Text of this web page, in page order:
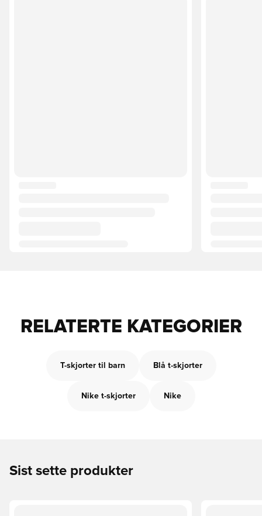
RELATERTE KATEGORIER
T-skjorter til barn Blå t-skjorter
Nike t-skjorter Nike
Sist sette produkter